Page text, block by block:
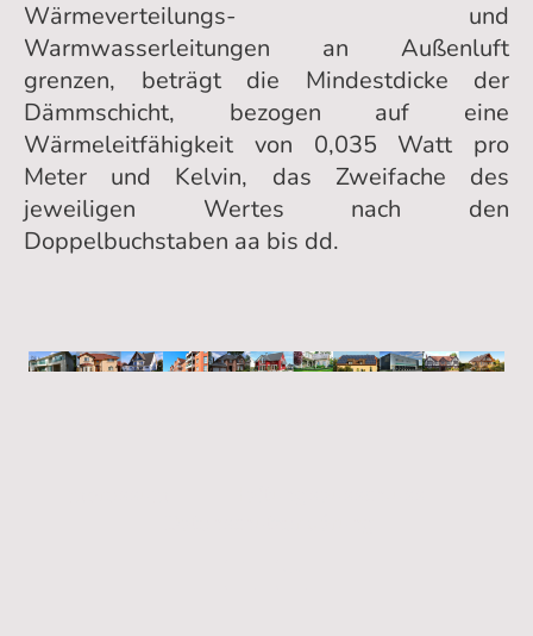
Wärmeverteilungs- und
Warmwasserleitungen an Außenluft
grenzen, beträgt die Mindestdicke der
Dämmschicht, bezogen auf eine
Wärmeleitfähigkeit von 0,035 Watt pro
Meter und Kelvin, das Zweifache des
jeweiligen Wertes nach den
Doppelbuchstaben aa bis dd.